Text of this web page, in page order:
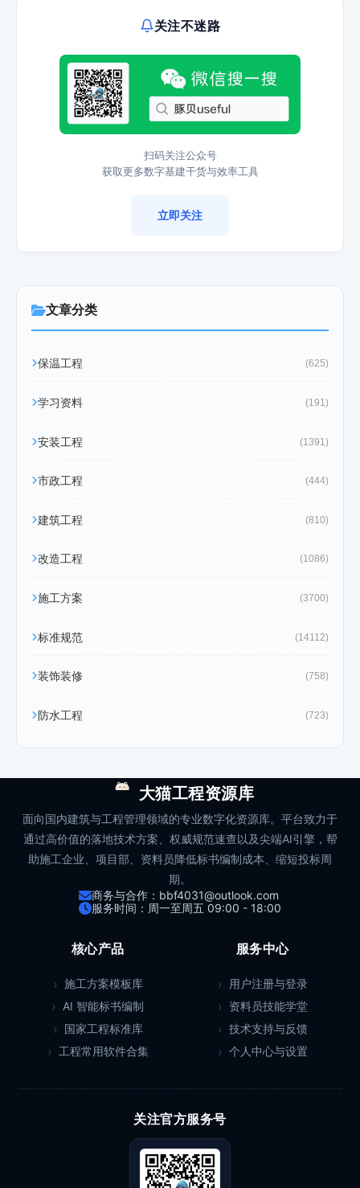
关注不迷路
扫码关注公众号
获取更多数字基建干货与效率工具
立即关注
文章分类
保温工程 (625)
学习资料 (191)
安装工程 (1391)
市政工程 (444)
建筑工程 (810)
改造工程 (1086)
施工方案 (3700)
标准规范 (14112)
装饰装修 (758)
防水工程 (723)
大猫工程资源库
面向国内建筑与工程管理领域的专业数字化资源库。平台致力于
通过高价值的落地技术方案、权威规范速查以及尖端AI引擎，帮
助施工企业、项目部、资料员降低标书编制成本、缩短投标周
期。
商务与合作：bbf4031@outlook.com
服务时间：周一至周五 09:00 - 18:00
核心产品
施工方案模板库
AI 智能标书编制
国家工程标准库
工程常用软件合集
服务中心
用户注册与登录
资料员技能学堂
技术支持与反馈
个人中心与设置
关注官方服务号